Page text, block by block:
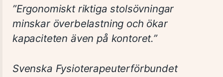
”Ergonomiskt riktiga stolsövningar
minskar överbelastning och ökar
kapaciteten även på kontoret.”
Svenska Fysioterapeuterförbundet